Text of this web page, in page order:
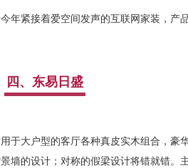
年紧接着爱空间发声的互联网家装，产
四、东易日盛
于大户型的客厅各种真皮实木组合，豪
墙的设计；对称的假梁设计将错就错。